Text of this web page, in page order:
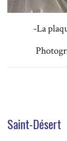
-La
Saint-Désert